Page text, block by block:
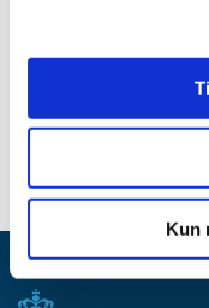
Kun
2007 (3)
2005 (2)